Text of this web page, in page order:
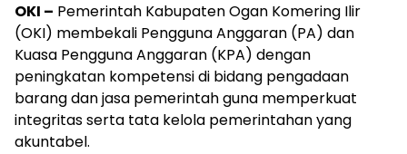
OKI – Pemerintah Kabupaten Ogan Komering Ilir
(OKI) membekali Pengguna Anggaran (PA) dan
Kuasa Pengguna Anggaran (KPA) dengan
peningkatan kompetensi di bidang pengadaan
barang dan jasa pemerintah guna memperkuat
integritas serta tata kelola pemerintahan yang
akuntabel.